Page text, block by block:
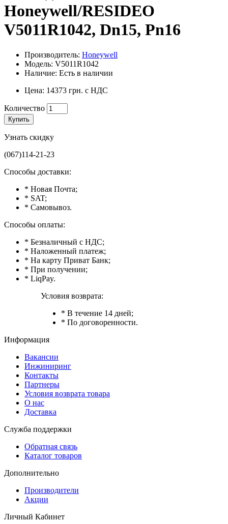
Honeywell/RESIDEO
V5011R1042, Dn15, Pn16
Производитель: Honeywell
Модель: V5011R1042
Наличие: Есть в наличии
Цена: 14373 грн. с НДС
Количество
Купить
Узнать скидку
(067)114-21-23
Способы доставки:
* Новая Почта;
* SAT;
* Самовывоз.
Способы оплаты:
* Безналичный с НДС;
* Наложенный платеж;
* На карту Приват Банк;
* При получении;
* LiqPay.
Условия возврата:
* В течение 14 дней;
* По договоренности.
Информация
Вакансии
Инжиниринг
Контакты
Партнеры
Условия возврата товара
О нас
Доставка
Служба поддержки
Обратная связь
Каталог товаров
Дополнительно
Производители
Акции
Личный Кабинет